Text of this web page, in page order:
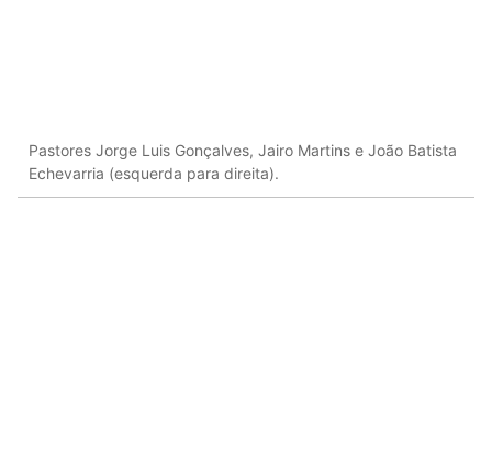
Pastores Jorge Luis Gonçalves, Jairo Martins e João Batista
Echevarria (esquerda para direita).